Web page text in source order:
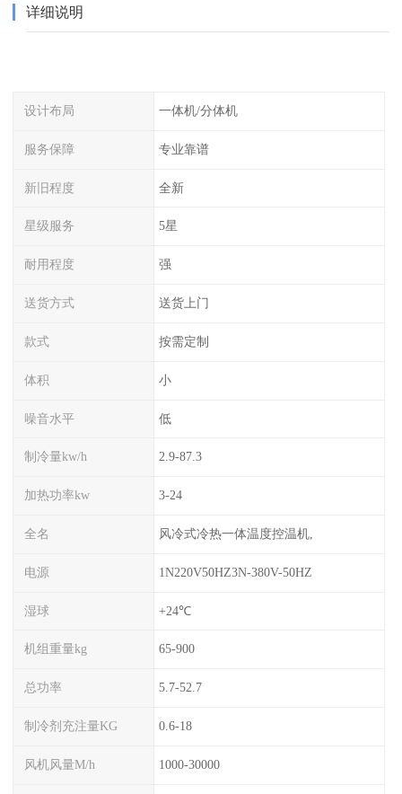
详细说明
设计布局 一体机/分体机
服务保障 专业靠谱
新旧程度 全新
星级服务 5星
耐用程度 强
送货方式 送货上门
款式 按需定制
体积 小
噪音水平 低
制冷量kw/h 2.9-87.3
加热功率kw 3-24
全名 风冷式冷热一体温度控温机,
电源 1N220V50HZ3N-380V-50HZ
湿球 +24℃
机组重量kg 65-900
总功率 5.7-52.7
制冷剂充注量KG 0.6-18
风机风量M/h 1000-30000